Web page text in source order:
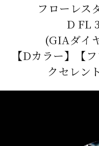
フローレス
D FL
(GIAダイ
【Dカラー】【
クセレン